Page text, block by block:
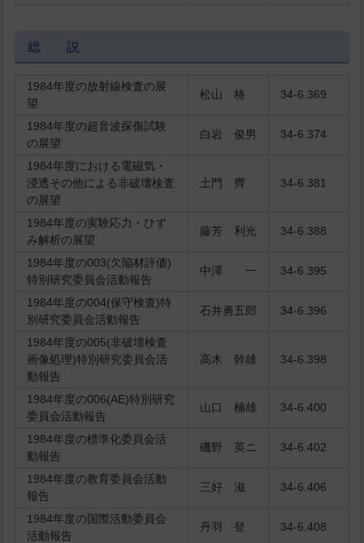
総 説
1984年度の放射線検査の展
望
松山 格 34-6.369
1984年度の超音波探傷試験
の展望
白岩 俊男 34-6.374
1984年度における電磁気・
浸透その他による非破壊検査
の展望
土門 齊 34-6.381
1984年度の実験応力・ひず
み解析の展望
藤芳 利光 34-6.388
1984年度の003(欠陥材評価)
特別研究委員会活動報告
中澤 一 34-6.395
1984年度の004(保守検査)特
別研究委員会活動報告
石井勇五郎 34-6.396
1984年度の005(非破壊検査
画像処理)特別研究委員会活
動報告
高木 幹雄 34-6.398
1984年度の006(AE)特別研究
委員会活動報告
山口 楠雄 34-6.400
1984年度の標準化委員会活
動報告
磯野 英ニ 34-6.402
1984年度の教育委員会活動
報告
三好 滋 34-6.406
1984年度の国際活動委員会
活動報告
丹羽 登 34-6.408